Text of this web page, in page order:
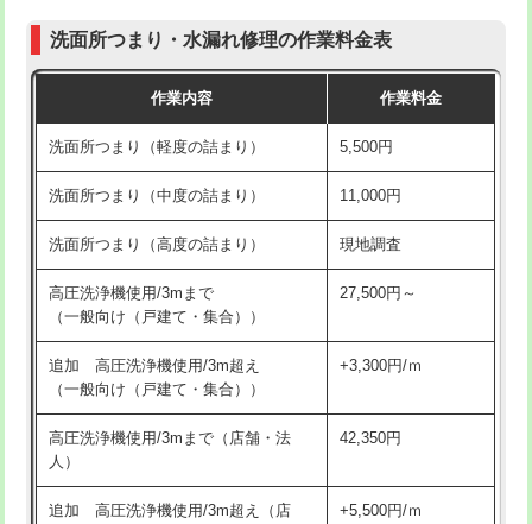
モルタル補修（厚さ10㎝まで） 27,500円
モルタル補修（厚さ10㎝超え） 38,500円
洗面台設置 38,500円
バスタブ設置 現場見積
追加人工 16,500円
廃棄・処分
※給水管工事は20mmまでの価格です。
（P/S/ポップアップ））
交換・取付（その他部品） 11,000円+材料費
持込商品取付（単水栓） 13,200円
持込商品取付（混合水栓） 16,500円
持込商品取付（浄水器・分岐水栓） 16,500円
給水管工事※（ホール加工) 16,500円
給水管工事※（バンド止め)
給水管工事※（支持金具設置) 5,500円
給水管工事※（保温材使用（バンド止
め込み）)
5,500円
給水管工事※（土の掘削・埋め戻し作
業)
11,000円
洗面所つまり・水漏れ修理の作業料金表
作業内容 作業料金
洗面所つまり（軽度の詰まり） 5,500円
洗面所つまり（中度の詰まり） 11,000円
洗面所つまり（高度の詰まり） 現地調査
高圧洗浄機使用/3mまで
（一般向け（戸建て・集合））
27,500円～
追加 高圧洗浄機使用/3m超え
（一般向け（戸建て・集合））
+3,300円/ｍ
高圧洗浄機使用/3mまで（店舗・法
人）
42,350円
追加 高圧洗浄機使用/3m超え（店
+5,500円/ｍ